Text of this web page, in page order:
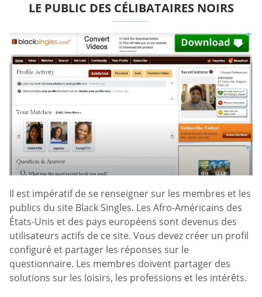
LE PUBLIC DES CÉLIBATAIRES NOIRS
Il est impératif de se renseigner sur les membres et les
publics du site Black Singles. Les Afro-Américains des
États-Unis et des pays européens sont devenus des
utilisateurs actifs de ce site. Vous devez créer un profil
configuré et partager les réponses sur le
questionnaire. Les membres doivent partager des
solutions sur les loisirs, les professions et les intérêts.